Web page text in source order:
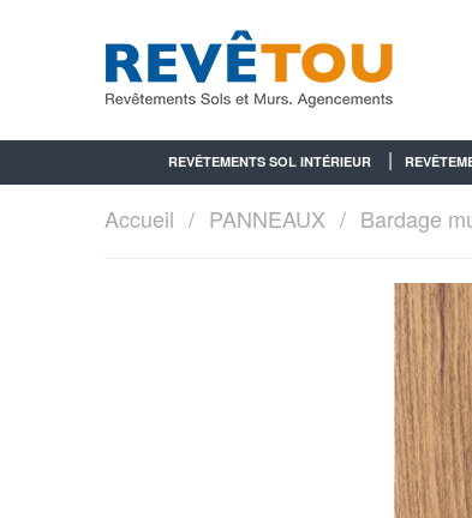
REVÊTEMENTS SOL INTÉRIEUR
Accueil PANNEAUX Bardage